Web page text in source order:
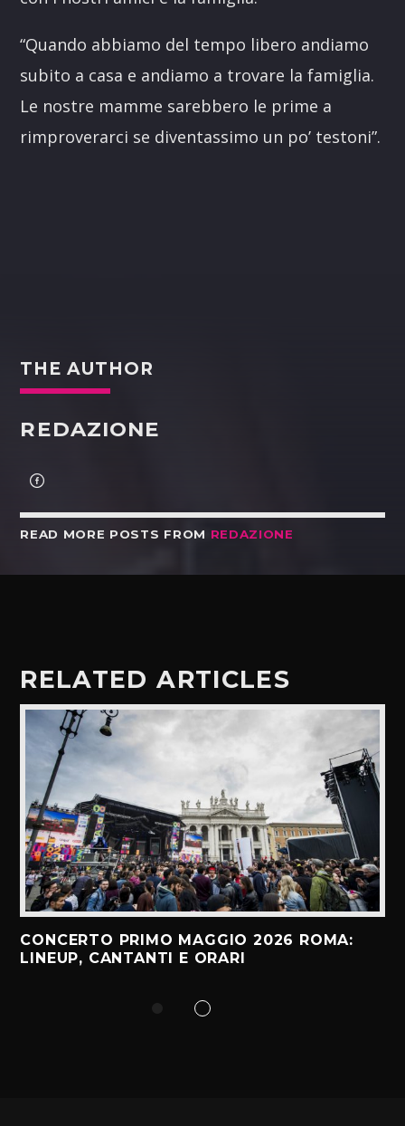
“Quando abbiamo del tempo libero andiamo
subito a casa e andiamo a trovare la famiglia.
Le nostre mamme sarebbero le prime a
rimproverarci se diventassimo un po’ testoni”.
THE AUTHOR
REDAZIONE
READ MORE POSTS FROM REDAZIONE
RELATED ARTICLES
CONCERTO PRIMO MAGGIO 2026 ROMA:
LINEUP, CANTANTI E ORARI